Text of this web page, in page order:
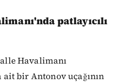
patlayıcılı
Havalimanı
ait bir Antonov uçağının